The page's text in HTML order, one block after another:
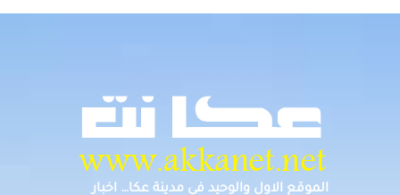
الموقع الاول والوحيد في مدينة عكا… اخبار